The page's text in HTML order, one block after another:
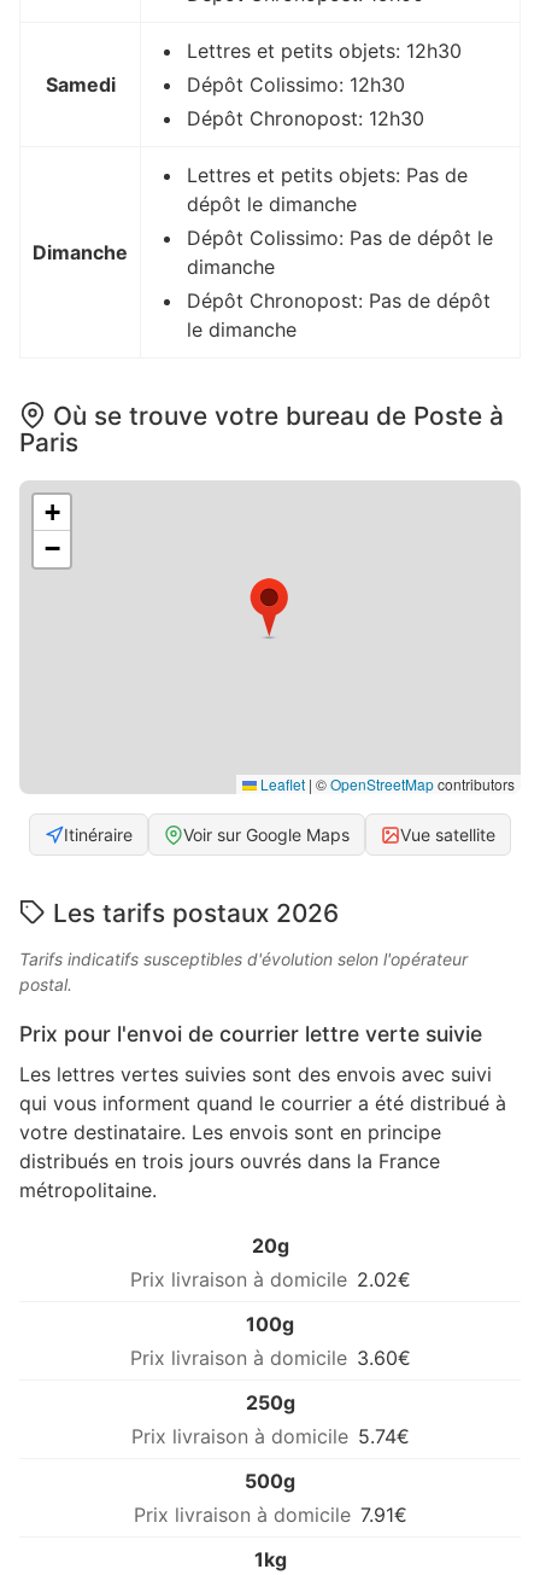
Samedi
Lettres et petits objets: 12h30
Dépôt Colissimo: 12h30
Dépôt Chronopost: 12h30
Dimanche
Lettres et petits objets: Pas de
dépôt le dimanche
Dépôt Colissimo: Pas de dépôt le
dimanche
Dépôt Chronopost: Pas de dépôt
le dimanche
Où se trouve votre bureau de Poste à
Paris
+
−
Leaflet | ©OpenStreetMapcontributors
Itinéraire Voir sur Google Maps Vue satellite
Les tarifs postaux 2026
Tarifs indicatifs susceptibles d'évolution selon l'opérateur
postal.
Prix pour l'envoi de courrier lettre verte suivie
Les lettres vertes suivies sont des envois avec suivi
qui vous informent quand le courrier a été distribué à
votre destinataire. Les envois sont en principe
distribués en trois jours ouvrés dans la France
métropolitaine.
20g
2.02€
100g
3.60€
250g
5.74€
500g
7.91€
1kg